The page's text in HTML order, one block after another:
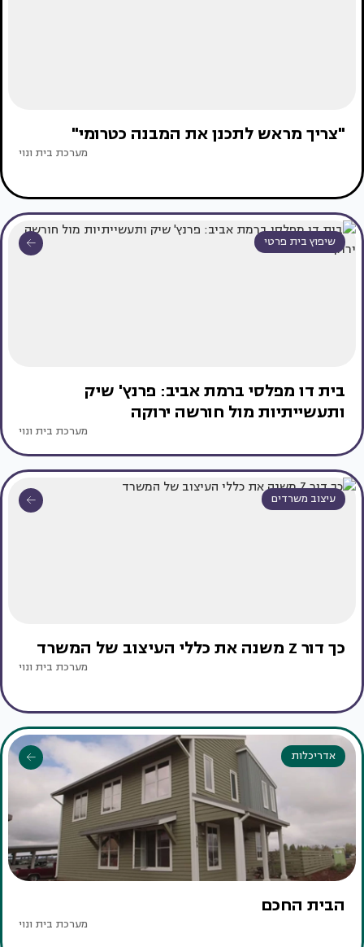
"צריך מראש לתכנן את המבנה כטרומי"
מערכת בית ונוי
שיפוץ בית פרטי
בית דו מפלסי ברמת אביב: פרנץ' שיק
ותעשייתיות מול חורשה ירוקה
מערכת בית ונוי
עיצוב משרדים
כך דור Z משנה את כללי העיצוב של המשרד
מערכת בית ונוי
אדריכלות
הבית החכם
מערכת בית ונוי